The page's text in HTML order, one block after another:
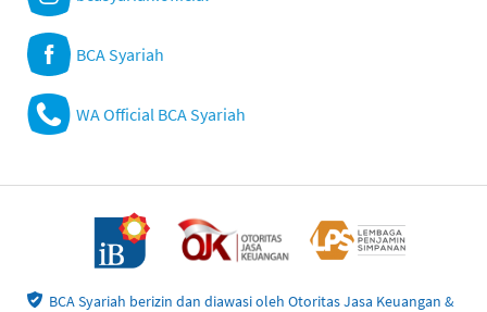
BCA Syariah
WA Official BCA Syariah
BCA Syariah berizin dan diawasi oleh Otoritas Jasa Keuangan &